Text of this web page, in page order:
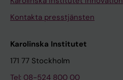
Kontakta presstjänsten
Karolinska Institutet
171 77 Stockholm
Tel: 08-524 800 00